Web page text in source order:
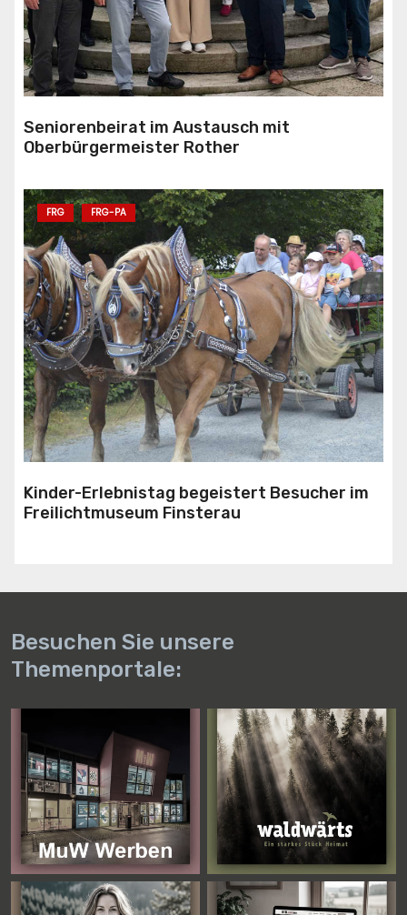
Seniorenbeirat im Austausch mit
Oberbürgermeister Rother
FRG FRG-PA
Kinder-Erlebnistag begeistert Besucher im
Freilichtmuseum Finsterau
Besuchen Sie unsere
Themenportale: